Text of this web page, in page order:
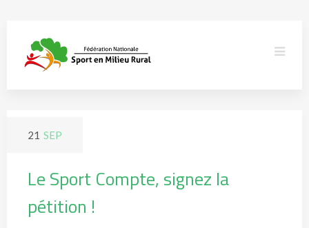
21 SEP
Le Sport Compte, signez la
pétition !